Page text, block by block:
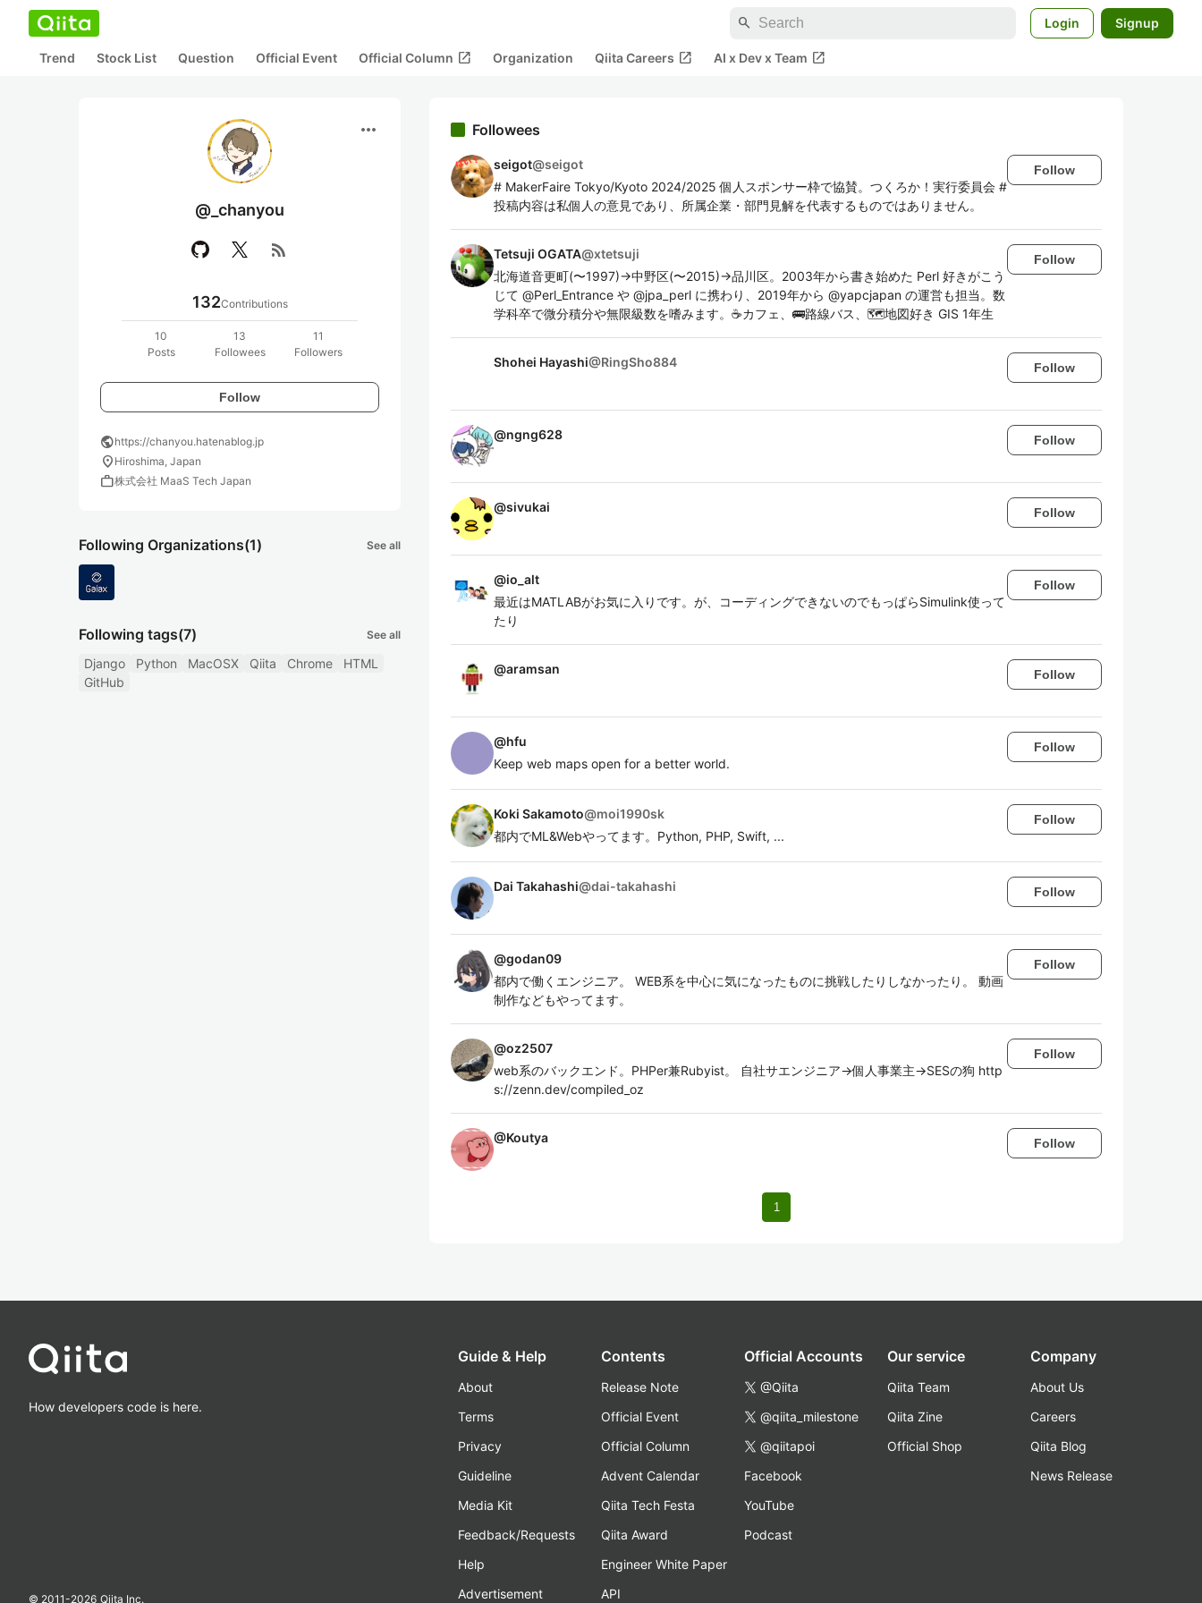
search Login Signup
Trend Stock List Question Official Event Official Column open_in_new Organization Qiita Careers open_in_new AI x Dev x Team open_in_new
more_horiz
@_chanyou
rss_feed
132Contributions
10
Posts
13
Followees
11
Followers
Follow
publichttps://chanyou.hatenablog.jp
location_on Hiroshima, Japan
work株式会社 MaaS Tech Japan
Following Organizations(1) See all
Following tags(7) See all
Django Python MacOSX Qiita Chrome
HTML
GitHub
Followees
seigot@seigot
# MakerFaire Tokyo/Kyoto 2024/2025 個人スポンサー枠で協賛。つくろか！実行委員会 #
投稿内容は私個人の意見であり、所属企業・部門見解を代表するものではありません。
Follow
Tetsuji OGATA@xtetsuji
北海道音更町(〜1997)→中野区(〜2015)→品川区。2003年から書き始めた Perl 好きがこう
じて @Perl_Entrance や @jpa_perl に携わり、2019年から @yapcjapan の運営も担当。数
学科卒で微分積分や無限級数を嗜みます。☕️カフェ、🚌路線バス、🗺地図好き GIS 1年生
Follow
Shohei Hayashi@RingSho884 Follow
@ngng628 Follow
@sivukai Follow
@io_alt
最近はMATLABがお気に入りです。が、コーディングできないのでもっぱらSimulink使って
たり
Follow
@aramsan Follow
@hfu
Keep web maps open for a better world.
Follow
Koki Sakamoto@moi1990sk
都内でML&Webやってます。Python, PHP, Swift, ...
Follow
Dai Takahashi@dai-takahashi Follow
@godan09
都内で働くエンジニア。 WEB系を中心に気になったものに挑戦したりしなかったり。 動画
制作などもやってます。
Follow
@oz2507
web系のバックエンド。PHPer兼Rubyist。 自社サエンジニア→個人事業主→SESの狗 http
s://zenn.dev/compiled_oz
Follow
@Koutya Follow
1
How developers code is here.
© 2011-2026 Qiita Inc.
Guide & Help
About
Terms
Privacy
Guideline
Media Kit
Feedback/Requests
Help
Advertisement
Contents
Release Note
Official Event
Official Column
Advent Calendar
Qiita Tech Festa
Qiita Award
Engineer White Paper
API
Official Accounts
@Qiita
@qiita_milestone
@qiitapoi
Facebook
YouTube
Podcast
Our service
Qiita Team
Qiita Zine
Official Shop
Company
About Us
Careers
Qiita Blog
News Release